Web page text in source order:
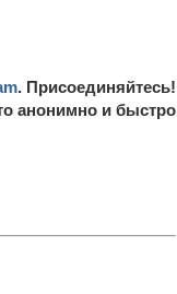
. Присоединяйтесь!
анонимно и быстро